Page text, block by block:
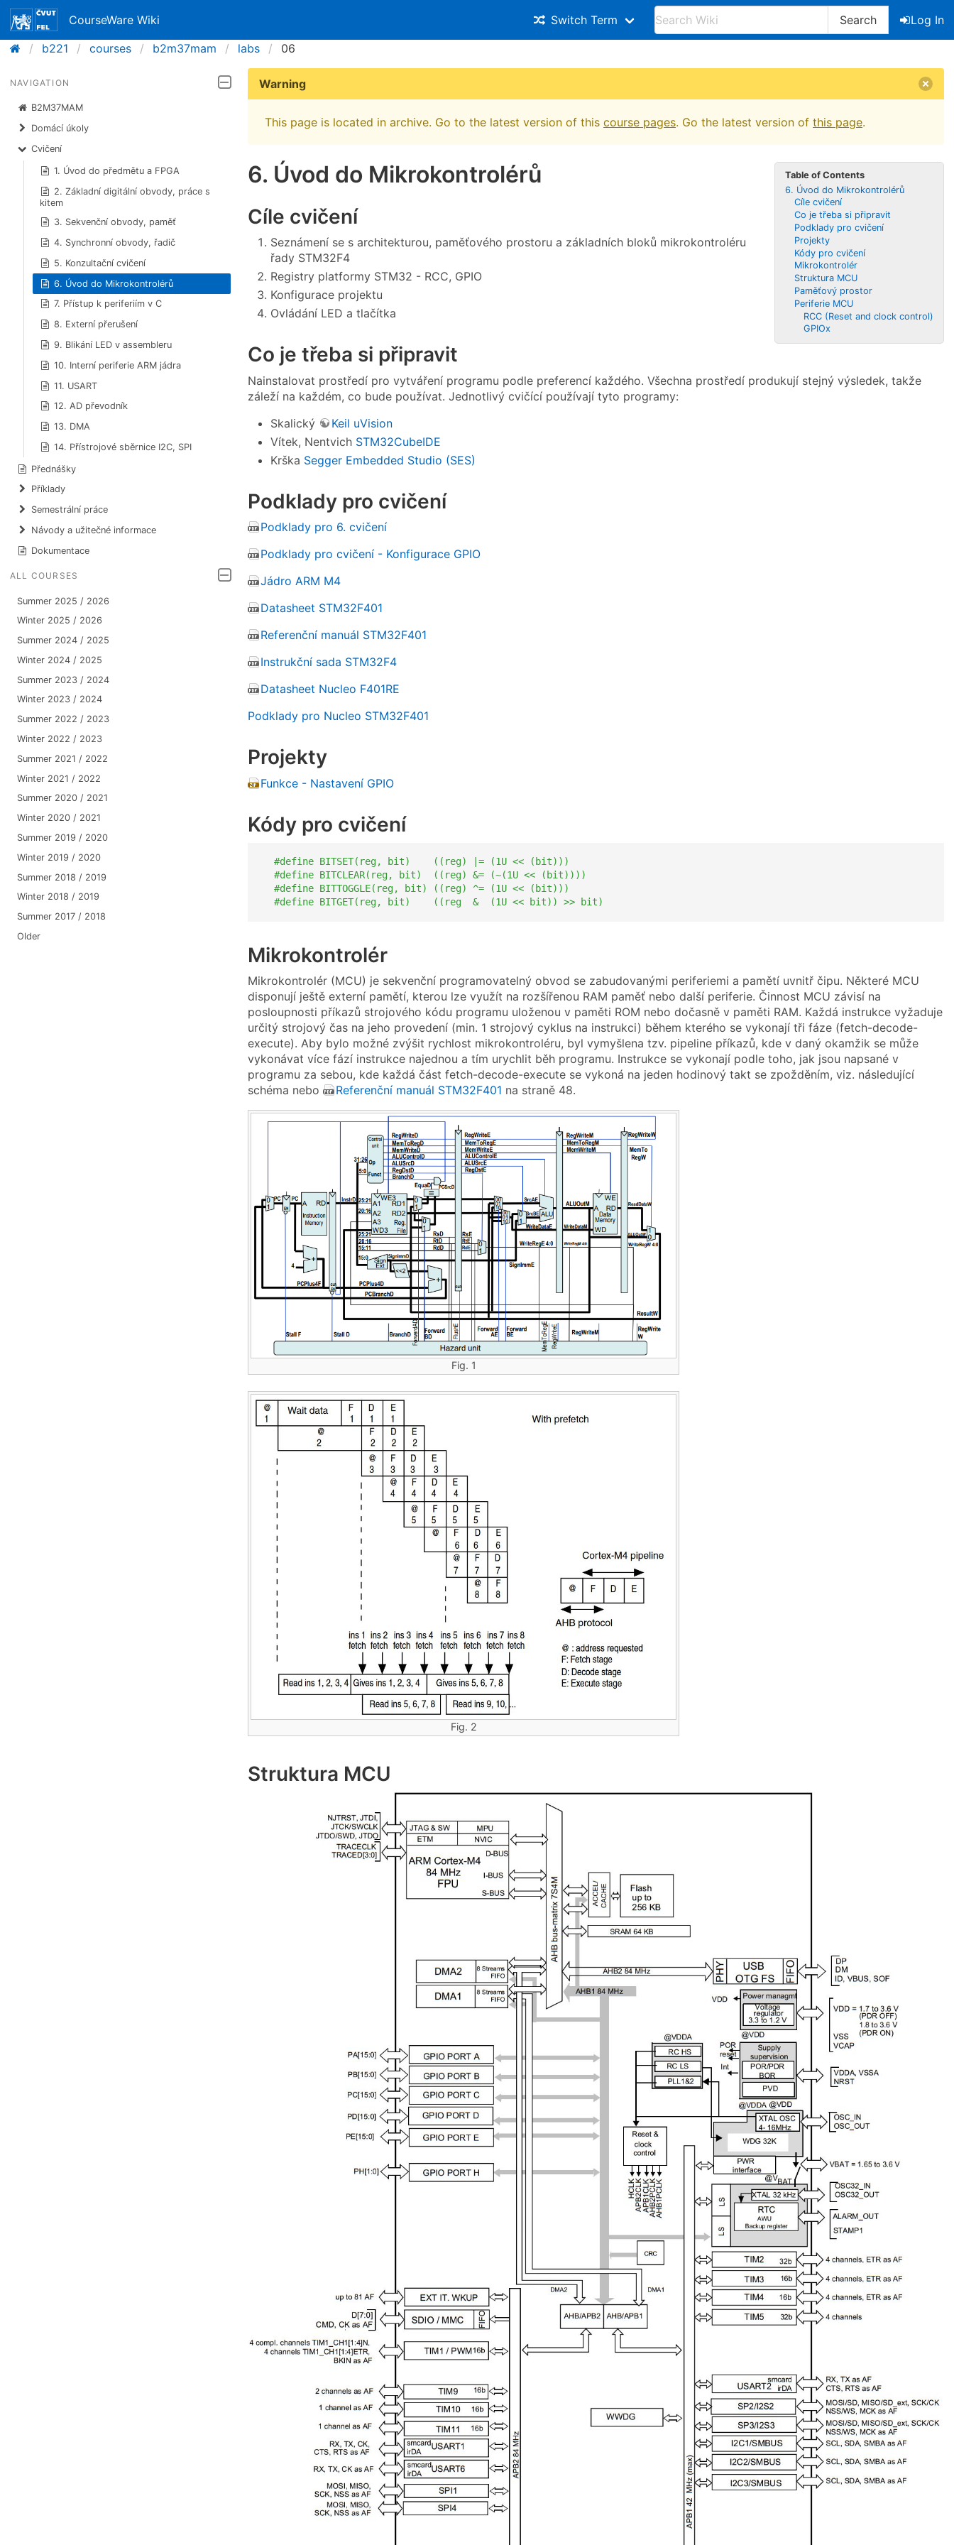
CourseWare Wiki Switch Term Search
Log In
b221
courses b2m37mam labs 06
NAVIGATION
B2M37MAM
Domácí úkoly
Cvičení
1. Úvod do předmětu a FPGA
2. Základní digitální obvody, práce s
kitem
3. Sekvenční obvody, paměť
4. Synchronní obvody, řadič
5. Konzultační cvičení
6. Úvod do Mikrokontrolérů
7. Přístup k periferiím v C
8. Externí přerušení
9. Blikání LED v assembleru
10. Interní periferie ARM jádra
11. USART
12. AD převodník
13. DMA
14. Přístrojové sběrnice I2C, SPI
Přednášky
Příklady
Semestrální práce
Návody a užitečné informace
Dokumentace
ALL COURSES
Summer 2025 / 2026
Winter 2025 / 2026
Summer 2024 / 2025
Winter 2024 / 2025
Summer 2023 / 2024
Winter 2023 / 2024
Summer 2022 / 2023
Winter 2022 / 2023
Summer 2021 / 2022
Winter 2021 / 2022
Summer 2020 / 2021
Winter 2020 / 2021
Summer 2019 / 2020
Winter 2019 / 2020
Summer 2018 / 2019
Winter 2018 / 2019
Summer 2017 / 2018
Older
Warning
This page is located in archive. Go to the latest version of this course pages. Go the latest version of this page.
Table of Contents
6. Úvod do Mikrokontrolérů
Cíle cvičení
Co je třeba si připravit
Podklady pro cvičení
Projekty
Kódy pro cvičení
Mikrokontrolér
Struktura MCU
Paměťový prostor
Periferie MCU
RCC (Reset and clock control)
GPIOx
6. Úvod do Mikrokontrolérů
Cíle cvičení
Seznámení se s architekturou, paměťového prostoru a základních bloků mikrokontroléru
řady STM32F4
Registry platformy STM32 - RCC, GPIO
Konfigurace projektu
Ovládání LED a tlačítka
Co je třeba si připravit
Nainstalovat prostředí pro vytváření programu podle preferencí každého. Všechna prostředí produkují stejný výsledek, takže
záleží na každém, co bude používat. Jednotlivý cvičící používají tyto programy:
Skalický
Keil uVision
Vítek, Nentvich STM32CubeIDE
Krška Segger Embedded Studio (SES)
Podklady pro cvičení
Podklady pro 6. cvičení
Podklady pro cvičení - Konfigurace GPIO
Jádro ARM M4
Datasheet STM32F401
Referenční manuál STM32F401
Instrukční sada STM32F4
Datasheet Nucleo F401RE
Podklady pro Nucleo STM32F401
Projekty
Funkce - Nastavení GPIO
Kódy pro cvičení
#define BITSET(reg, bit)    ((reg) |= (1U << (bit)))
#define BITCLEAR(reg, bit)  ((reg) &= (~(1U << (bit))))
#define BITTOGGLE(reg, bit) ((reg) ^= (1U << (bit)))
#define BITGET(reg, bit)    ((reg  &  (1U << bit)) >> bit)
Mikrokontrolér
Mikrokontrolér (MCU) je sekvenční programovatelný obvod se zabudovanými periferiemi a pamětí uvnitř čipu. Některé MCU
disponují ještě externí pamětí, kterou lze využít na rozšířenou RAM paměť nebo další periferie. Činnost MCU závisí na
posloupnosti příkazů strojového kódu programu uloženou v paměti ROM nebo dočasně v paměti RAM. Každá instrukce vyžaduje
určitý strojový čas na jeho provedení (min. 1 strojový cyklus na instrukci) během kterého se vykonají tři fáze (fetch-decode-
execute). Aby bylo možné zvýšit rychlost mikrokontroléru, byl vymyšlena tzv. pipeline příkazů, kde v daný okamžik se může
vykonávat více fází instrukce najednou a tím urychlit běh programu. Instrukce se vykonají podle toho, jak jsou napsané v
programu za sebou, kde každá část fetch-decode-execute se vykoná na jeden hodinový takt se zpožděním, viz. následující
schéma nebo
Referenční manuál STM32F401 na straně 48.
Fig. 1
Fig. 2
Struktura MCU